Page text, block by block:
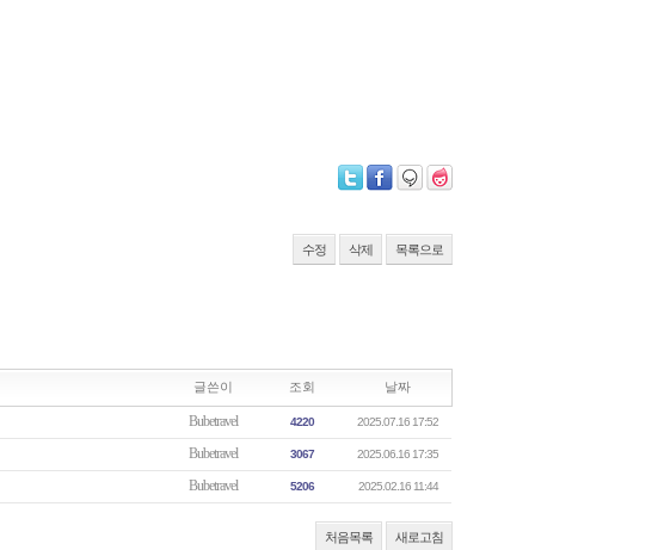
수정 삭제 목록으로
글쓴이 조회 날짜
Bubetravel 4220 2025.07.16 17:52
Bubetravel 3067 2025.06.16 17:35
Bubetravel 5206 2025.02.16 11:44
처음목록 새로고침